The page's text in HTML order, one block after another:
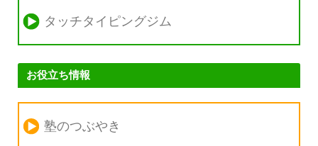
タッチタイピングジム
お役立ち情報
塾のつぶやき